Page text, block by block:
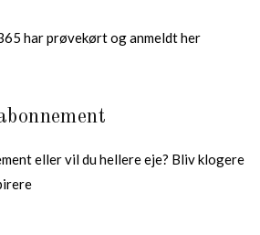
har prøvekørt og anmeldt her
eller vil du hellere eje? Bliv klogere